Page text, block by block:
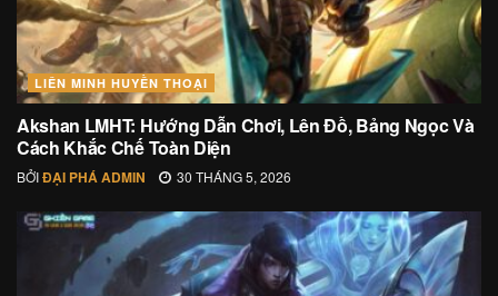
LIÊN MINH HUYỀN THOẠI
Akshan LMHT: Hướng Dẫn Chơi, Lên Đồ, Bảng Ngọc Và
Cách Khắc Chế Toàn Diện
BỞIĐẠI PHÁ ADMIN 30 THÁNG 5, 2026